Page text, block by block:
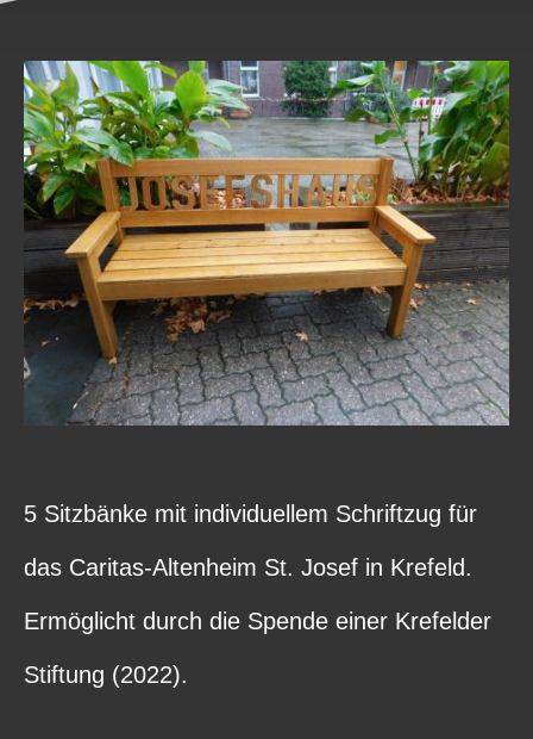
5 Sitzbänke mit individuellem Schriftzug für
das Caritas-Altenheim St. Josef in Krefeld.
Ermöglicht durch die Spende einer Krefelder
Stiftung (2022).